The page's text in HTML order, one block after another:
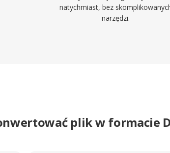
natychmiast, bez
narzędzi.
plik w formacie